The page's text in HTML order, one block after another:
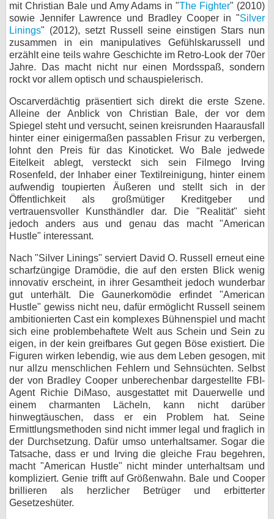
mit Christian Bale und Amy Adams in "The Fighter" (2010)
sowie Jennifer Lawrence und Bradley Cooper in "Silver
Linings" (2012), setzt Russell seine einstigen Stars nun
zusammen in ein manipulatives Gefühlskarussell und
erzählt eine teils wahre Geschichte im Retro-Look der 70er
Jahre. Das macht nicht nur einen Mordsspaß, sondern
rockt vor allem optisch und schauspielerisch.
Oscarverdächtig präsentiert sich direkt die erste Szene.
Alleine der Anblick von Christian Bale, der vor dem
Spiegel steht und versucht, seinen kreisrunden Haarausfall
hinter einer einigermaßen passablen Frisur zu verbergen,
lohnt den Preis für das Kinoticket. Wo Bale jedwede
Eitelkeit ablegt, versteckt sich sein Filmego Irving
Rosenfeld, der Inhaber einer Textilreinigung, hinter einem
aufwendig toupierten Äußeren und stellt sich in der
Öffentlichkeit als großmütiger Kreditgeber und
vertrauensvoller Kunsthändler dar. Die "Realität" sieht
jedoch anders aus und genau das macht "American
Hustle" interessant.
Nach "Silver Linings" serviert David O. Russell erneut eine
scharfzüngige Dramödie, die auf den ersten Blick wenig
innovativ erscheint, in ihrer Gesamtheit jedoch wunderbar
gut unterhält. Die Gaunerkomödie erfindet "American
Hustle" gewiss nicht neu, dafür ermöglicht Russell seinem
ambitionierten Cast ein komplexes Bühnenspiel und macht
sich eine problembehaftete Welt aus Schein und Sein zu
eigen, in der kein greifbares Gut gegen Böse existiert. Die
Figuren wirken lebendig, wie aus dem Leben gesogen, mit
nur allzu menschlichen Fehlern und Sehnsüchten. Selbst
der von Bradley Cooper unberechenbar dargestellte FBI-
Agent Richie DiMaso, ausgestattet mit Dauerwelle und
einem charmanten Lächeln, kann nicht darüber
hinwegtäuschen, dass er ein Problem hat. Seine
Ermittlungsmethoden sind nicht immer legal und fraglich in
der Durchsetzung. Dafür umso unterhaltsamer. Sogar die
Tatsache, dass er und Irving die gleiche Frau begehren,
macht "American Hustle" nicht minder unterhaltsam und
kompliziert. Genie trifft auf Größenwahn. Bale und Cooper
brillieren als herzlicher Betrüger und erbitterter
Gesetzeshüter.